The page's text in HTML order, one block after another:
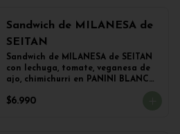
Sandwich de MILANESA de
SEITAN
Sandwich de MILANESA de SEITAN
con lechuga, tomate, veganesa de
ajo, chimichurri en PANINI BLANCO
$6.990